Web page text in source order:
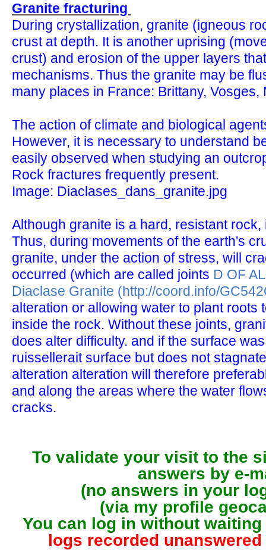
Granite fracturing
During crystallization, granite (igneous
crust at depth. It is another uprising
crust) and erosion of the upper layers
mechanisms. Thus the granite may be
many places in France: Brittany,
The action of climate and biological
However, it is necessary to understand
easily observed when studying an
Rock fractures frequently present.
Image: Diaclases_dans_granite.jpg
Although granite is a hard, resistant rock,
Thus, during movements of the earth's
granite, under the action of stress, will
occurred (which are called joints D OF
Diaclase Granite (http://coord.info/
alteration or allowing water to plant roots
inside the rock. Without these joints,
does alter difficulty. and if the surface
ruissellerait surface but does not
alteration alteration will therefore
and along the areas where the water
cracks.
To validate your visit to the
answers by e-
(no answers in your
(via my profile
You can log in without
logs recorded